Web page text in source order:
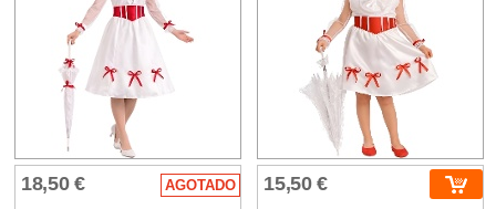
18,50 € AGOTADO 15,50 €